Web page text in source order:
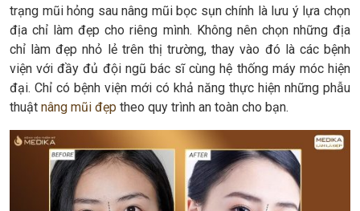
trạng mũi hỏng sau nâng mũi bọc sụn chính là lưu ý lựa chọn
địa chỉ làm đẹp cho riêng mình. Không nên chọn những địa
chỉ làm đẹp nhỏ lẻ trên thị trường, thay vào đó là các bệnh
viện với đầy đủ đội ngũ bác sĩ cùng hệ thống máy móc hiện
đại. Chỉ có bệnh viện mới có khả năng thực hiện những phẫu
thuật nâng mũi đẹp theo quy trình an toàn cho bạn.